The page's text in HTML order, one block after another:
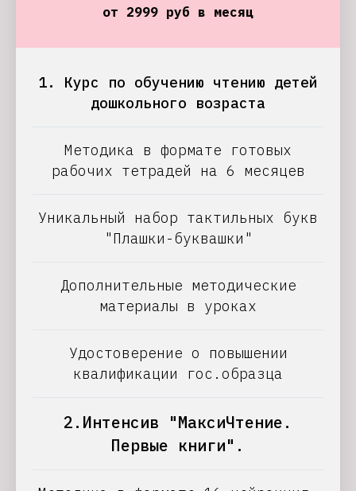
от 2999 руб в месяц
1. Курс по обучению чтению детей
дошкольного возраста
Методика в формате готовых
рабочих тетрадей на 6 месяцев
Уникальный набор тактильных букв
"Плашки-буквашки"
Дополнительные методические
материалы в уроках
Удостоверение о повышении
квалификации гос.образца
2.Интенсив "МаксиЧтение.
Первые книги".